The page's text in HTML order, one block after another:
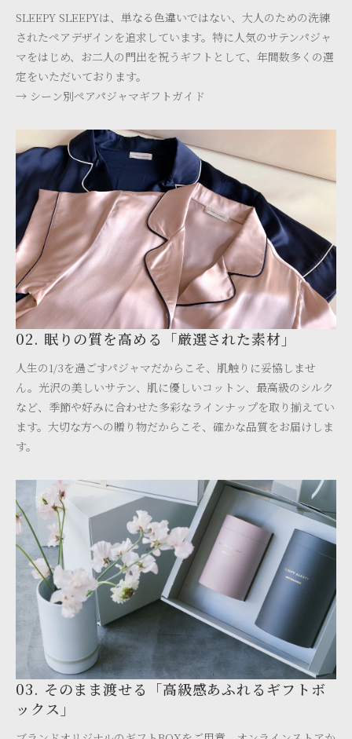
SLEEPY SLEEPYは、単なる色違いではない、大人のための洗練
されたペアデザインを追求しています。特に人気のサテンパジャ
マをはじめ、お二人の門出を祝うギフトとして、年間数多くの選
定をいただいております。
→ シーン別ペアパジャマギフトガイド
02. 眠りの質を高める「厳選された素材」
人生の1/3を過ごすパジャマだからこそ、肌触りに妥協しませ
ん。光沢の美しいサテン、肌に優しいコットン、最高級のシルク
など、季節や好みに合わせた多彩なラインナップを取り揃えてい
ます。大切な方への贈り物だからこそ、確かな品質をお届けしま
す。
03. そのまま渡せる「高級感あふれるギフトボ
ックス」